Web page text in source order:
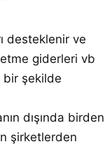
desteklenir ve
giderleri vb
bir şekilde
dışında birden
şirketlerden